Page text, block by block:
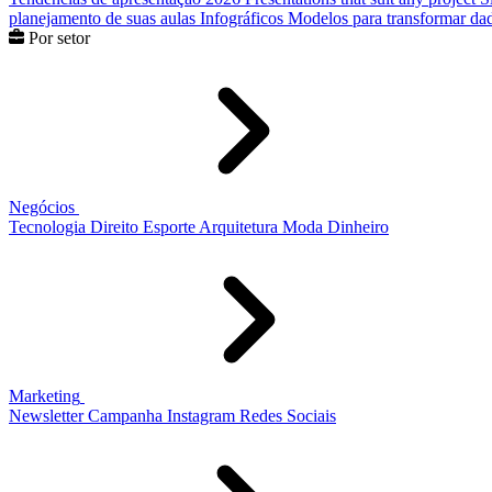
planejamento de suas aulas Infográficos Modelos para transformar
Por setor
Negócios
Tecnologia Direito Esporte Arquitetura Moda Dinheiro
Marketing
Newsletter Campanha Instagram Redes Sociais